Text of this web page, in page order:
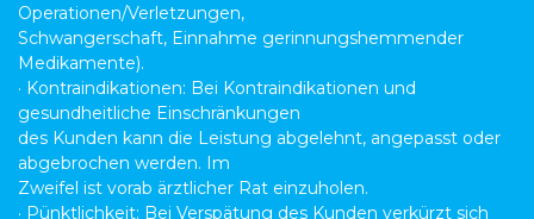
Operationen/Verletzungen,
Schwangerschaft, Einnahme gerinnungshemmender
Medikamente).
· Kontraindikationen: Bei Kontraindikationen und
gesundheitliche Einschränkungen
des Kunden kann die Leistung abgelehnt, angepasst oder
abgebrochen werden. Im
Zweifel ist vorab ärztlicher Rat einzuholen.
· Pünktlichkeit: Bei Verspätung des Kunden verkürzt sich